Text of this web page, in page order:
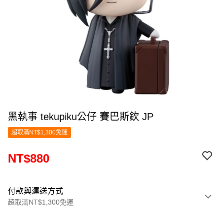
黑執事 tekupiku公仔 賽巴斯欽 JP
超取滿NT$1,300免運
NT$880
付款與運送方式
超取滿NT$1,300免運